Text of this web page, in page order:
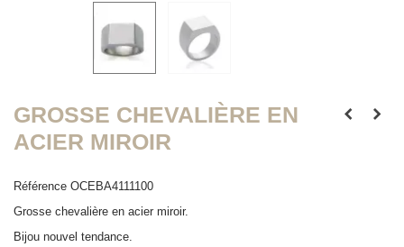
GROSSE CHEVALIÈRE EN
ACIER MIROIR
Référence OCEBA4111100
Grosse chevalière en acier miroir.
Bijou nouvel tendance.